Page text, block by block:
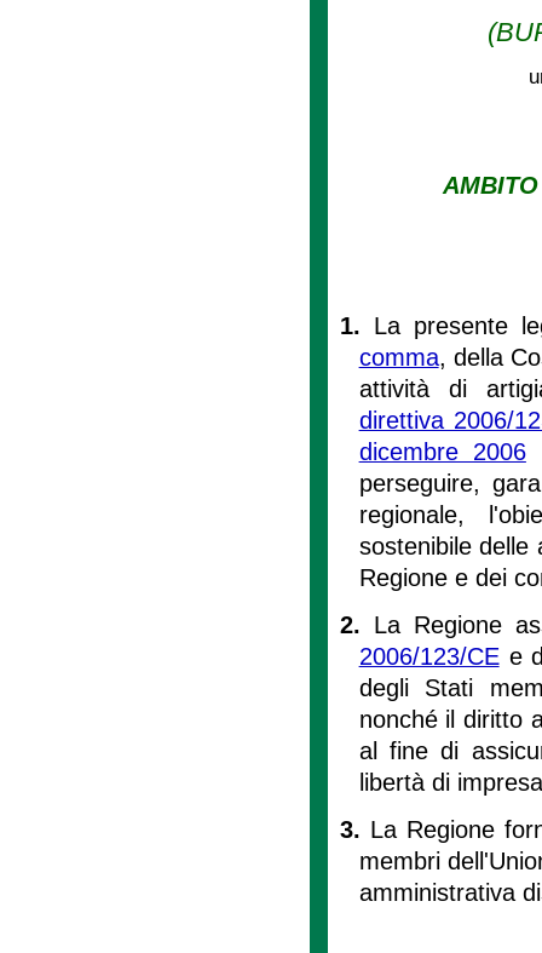
1. La presente
comma, della
attività di
direttiva 2006/
dicembre 2006,
perseguire,
regionale,
sostenibile delle
Regione e dei
2. La Regione
2006/123/CEe
degli Stati
nonché il diritto
al fine di
libertà di
3. La Regione
membri
amministrativa